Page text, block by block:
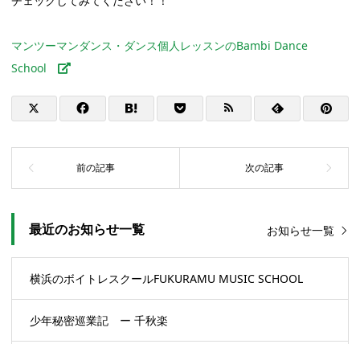
マンツーマンダンス・ダンス個人レッスンのBambi Dance
School
最近のお知らせ一覧 お知らせ一覧
横浜のボイトレスクールFUKURAMU MUSIC SCHOOL
少年秘密巡業記 ー 千秋楽